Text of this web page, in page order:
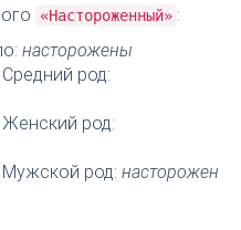
«Настороженный» :
насторожены
род:
Женский род:
Мужской род: насторожен